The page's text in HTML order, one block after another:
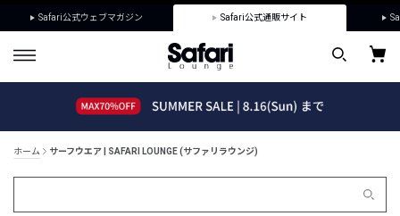
Safari公式ウェブマガジン Safari公式通販サイト
ホーム サーフウエア | SAFARI LOUNGE (サファリラウンジ)